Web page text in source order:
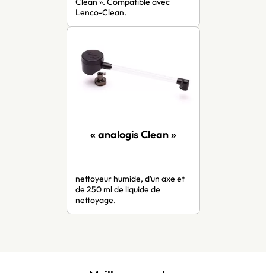
Lenco-Clean.
« analogis Clean »
nettoyeur humide, d’un axe et
de 250 ml de liquide de
nettoyage.